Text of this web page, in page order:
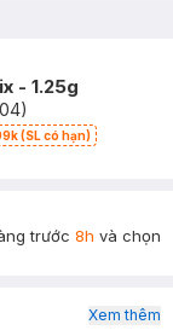
- 1.25g
)
(SL có hạn)
trước 8h và chọn
Xem thêm